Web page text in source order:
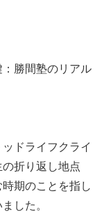
勝間塾のリアル
ドライフクライ
折り返し地点
期のことを指し
した。